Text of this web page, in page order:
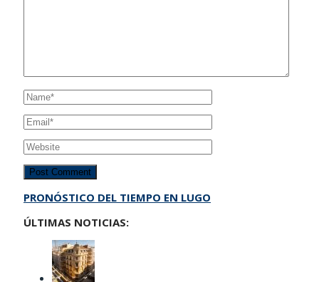
PRONÓSTICO DEL TIEMPO EN LUGO
ÚLTIMAS NOTICIAS: